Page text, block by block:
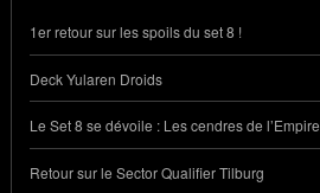
1er retour sur les spoils du set 8 !
Deck Yularen Droids
Le Set 8 se dévoile : Les cendres de l’Empire
Retour sur le Sector Qualifier Tilburg